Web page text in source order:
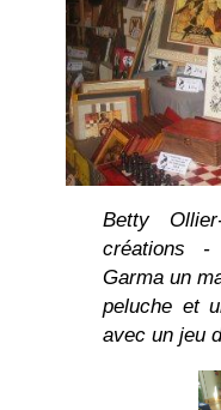
Betty
créations -
Garma un
peluche et
avec un jeu